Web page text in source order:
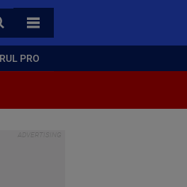
TOATE CATEGORIILE
PRO